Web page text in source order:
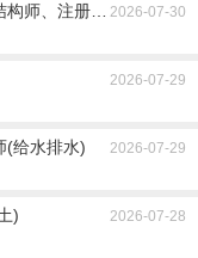
构师、注册公用设备工
2026-07-30
2026-07-29
(给水排水)
2026-07-29
)
2026-07-28